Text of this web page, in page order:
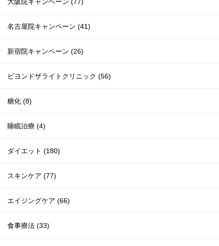
名古屋院キャンペーン (41)
新宿院キャンペーン (26)
ビヨンドザライトクリニック (56)
糖化 (8)
睡眠治療 (4)
ダイエット (180)
スキンケア (77)
エイジングケア (66)
食事療法 (33)